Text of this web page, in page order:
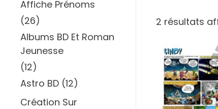
2 résultats
Affiche Prénoms
(26)
Albums BD Et Roman
Jeunesse
(12)
Astro BD (12)
Création Sur